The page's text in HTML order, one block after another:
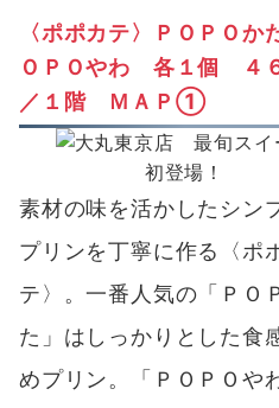
〈ポポカテ〉ＰＯＰＯか
ＯＰＯやわ 各１個 ４
／１階 ＭＡＰ①
初登場！
素材の味を活かしたシン
プリンを丁寧に作る〈ポ
テ〉。一番人気の「ＰＯ
た」はしっかりとした食
めプリン。「ＰＯＰＯや